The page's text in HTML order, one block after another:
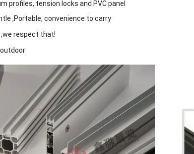
profiles, tension locks and PVC panel
,Portable, convenience to carry
respect that!